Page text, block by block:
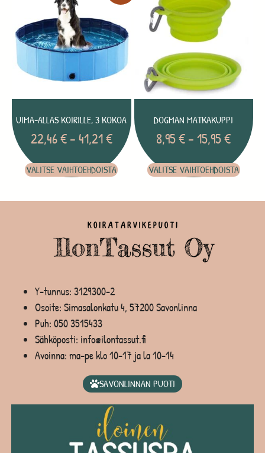
UIMA-ALLAS KOIRILLE, 3 KOKOA
22,46€ –41,21€
VALITSE VAIHTOEHDOISTA
DOGMAN MATKAKUPPI
8,95€– 15,95€
VALITSE VAIHTOEHDOISTA
Y-tunnus: 3129300-2
Osoite: Simasalonkatu 4, 57200 Savonlinna
Puh: 050 3515433
Sähköposti: info@ilontassut.fi
Avoinna: ma-pe klo 10-17 ja la 10-14
SAVONLINNAN PUOTI